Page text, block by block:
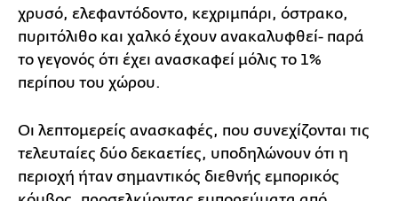
χρυσό, ελεφαντόδοντο, κεχριμπάρι, όστρακο,
πυριτόλιθο και χαλκό έχουν ανακαλυφθεί- παρά
το γεγονός ότι έχει ανασκαφεί μόλις το 1%
περίπου του χώρου.
Οι λεπτομερείς ανασκαφές, που συνεχίζονται τις
τελευταίες δύο δεκαετίες, υποδηλώνουν ότι η
περιοχή ήταν σημαντικός διεθνής εμπορικός